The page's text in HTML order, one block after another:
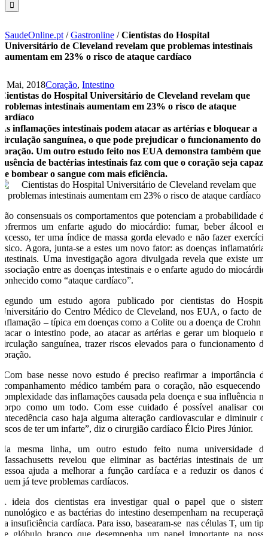
SaudeOnline.pt /Gastronline /Cientistas do Hospital
Universitário de Cleveland revelam que problemas intestinais
aumentam em 23% o risco de ataque cardíaco
2 Mai, 2018Coração,Intestino
Cientistas do Hospital Universitário de Cleveland revelam que
problemas intestinais aumentam em 23% o risco de ataque
cardíaco
As inflamações intestinais podem atacar as artérias e bloquear a
circulação sanguínea, o que pode prejudicar o funcionamento do
coração. Um outro estudo feito nos EUA demonstra também que a
ausência de bactérias intestinais faz com que o coração seja capaz
de bombear o sangue com mais eficiência.
São consensuais os comportamentos que potenciam a probabilidade de
sofrermos um enfarte agudo do miocárdio: fumar, beber álcool em
excesso, ter uma índice de massa gorda elevado e não fazer exercício
físico. Agora, junta-se a estes um novo fator: as doenças inflamatórias
intestinais. Uma investigação agora divulgada revela que existe uma
associação entre as doenças intestinais e o enfarte agudo do miocárdio,
conhecido como “ataque cardíaco”.
Segundo um estudo agora publicado por cientistas do Hospital
Universitário do Centro Médico de Cleveland, nos EUA, o facto de a
inflamação – típica em doenças como a Colite ou a doença de Crohn –
atacar o intestino pode, ao atacar as artérias e gerar um bloqueio na
circulação sanguínea, trazer riscos elevados para o funcionamento do
coração.
“Com base nesse novo estudo é preciso reafirmar a importância de
acompanhamento médico também para o coração, não esquecendo a
complexidade das inflamações causada pela doença e sua influência no
corpo como um todo. Com esse cuidado é possível analisar com
antecedência caso haja alguma alteração cardiovascular e diminuir os
riscos de ter um infarte”, diz o cirurgião cardíaco Élcio Pires Júnior.
Na mesma linha, um outro estudo feito numa universidade do
Massachusetts revelou que eliminar as bactérias intestinais de uma
pessoa ajuda a melhorar a função cardíaca e a reduzir os danos de
quem já teve problemas cardíacos.
A ideia dos cientistas era investigar qual o papel que o sistema
imunológico e as bactérias do intestino desempenham na recuperação
da insuficiência cardíaca. Para isso, basearam-se nas células T, um tipo
de glóbulo branco que desempenha um papel importante na nossa